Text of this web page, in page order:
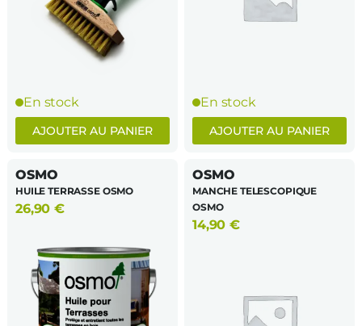
En stock
AJOUTER AU PANIER
En stock
AJOUTER AU PANIER
OSMO
HUILE TERRASSE OSMO
26,90€
PRODUIT
PLUSIEURS
OSMO
MANCHE TELESCOPIQUE
OSMO
14,90€